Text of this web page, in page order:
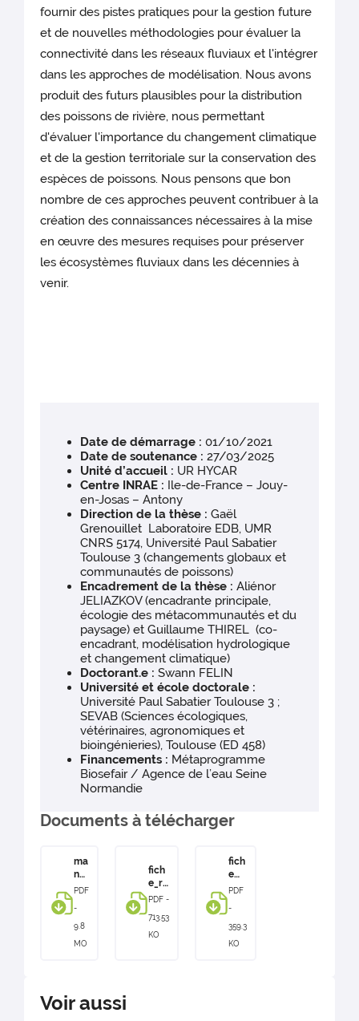
fournir des pistes pratiques pour la gestion future
et de nouvelles méthodologies pour évaluer la
connectivité dans les réseaux fluviaux et l'intégrer
dans les approches de modélisation. Nous avons
produit des futurs plausibles pour la distribution
des poissons de rivière, nous permettant
d'évaluer l'importance du changement climatique
et de la gestion territoriale sur la conservation des
espèces de poissons. Nous pensons que bon
nombre de ces approches peuvent contribuer à la
création des connaissances nécessaires à la mise
en œuvre des mesures requises pour préserver
les écosystèmes fluviaux dans les décennies à
venir.
Date de démarrage : 01/10/2021
Date de soutenance : 27/03/2025
Unité d’accueil : UR HYCAR
Centre INRAE : Ile-de-France – Jouy-
en-Josas – Antony
Direction de la thèse : Gaël
Grenouillet Laboratoire EDB, UMR
CNRS 5174, Université Paul Sabatier
Toulouse 3 (changements globaux et
communautés de poissons)
Encadrement de la thèse : Aliénor
JELIAZKOV (encadrante principale,
écologie des métacommunautés et du
paysage) et Guillaume THIREL (co-
encadrant, modélisation hydrologique
et changement climatique)
Doctorant.e : Swann FELIN
Université et école doctorale :
Université Paul Sabatier Toulouse 3 ;
SEVAB (Sciences écologiques,
vétérinaires, agronomiques et
bioingénieries), Toulouse (ED 458)
Financements : Métaprogramme
Biosefair / Agence de l’eau Seine
Normandie
Documents à télécharger
ma
nu
scr
se
SEI
Sw
PDF
-
9.8
MO
fich
e_re
sult
thès
e_S
PDF -
713.53
KO
fich
e
the
nari
os
PDF
-
359.3
KO
Voir aussi